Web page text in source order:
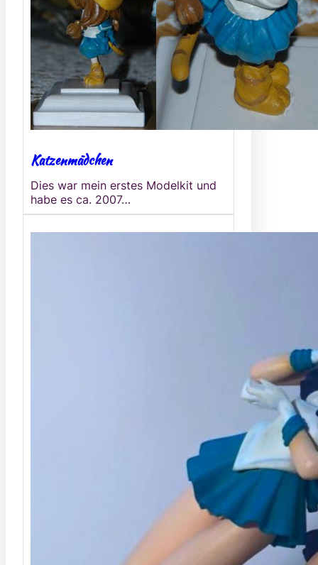
Katzenmädchen
Dies war mein erstes Modelkit und
habe es ca. 2007…